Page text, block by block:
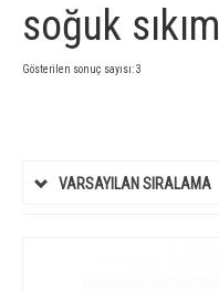
soğuk sıkım
Gösterilen sonuç sayısı: 3
VARSAYILAN SIRALAMA